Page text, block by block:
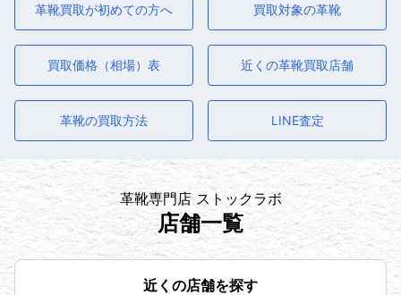
革靴買取が初めての方へ 買取対象の革靴
買取価格（相場）表 近くの革靴買取店舗
革靴の買取方法 LINE査定
革靴専門店 ストックラボ
店舗一覧
近くの店舗を探す